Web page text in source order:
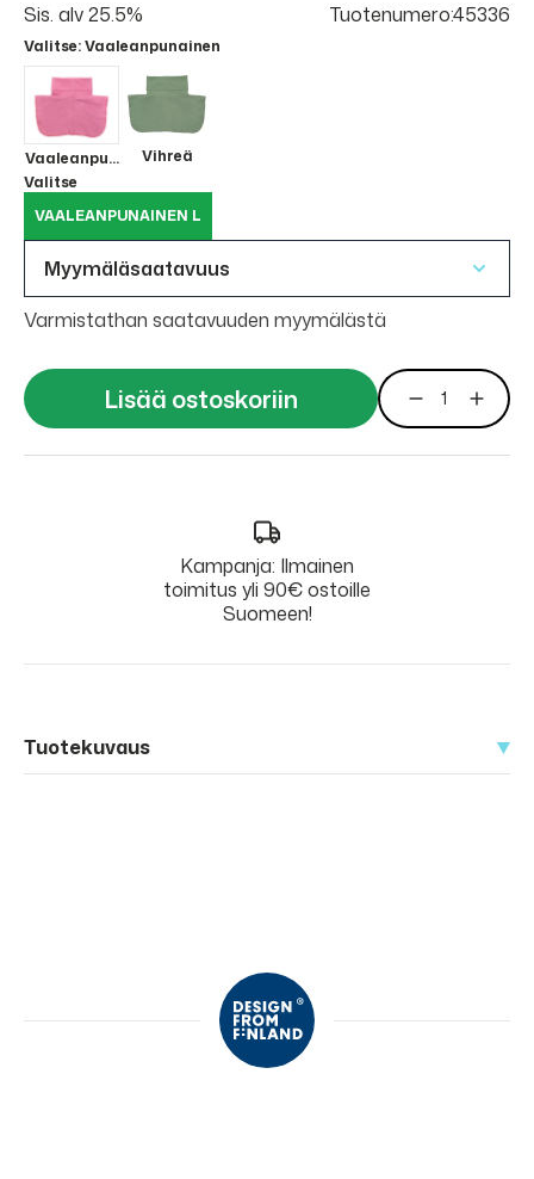
Sis. alv 25.5% Tuotenumero:45336
Valitse: Vaaleanpunainen
VaaleanpunainenVihreä
Valitse
VAALEANPUNAINEN L
Myymäläsaatavuus
Varmistathan saatavuuden myymälästä
Lisää ostoskoriin
Kampanja: Ilmainen
toimitus yli 90€ ostoille
Suomeen!
Tuotekuvaus